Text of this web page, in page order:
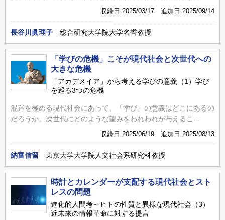
収録日:2025/03/17 追加日:2025/09/14
長谷川眞理子 総合研究大学院大学名誉教授
「学びの危機」こそが現代社会と次世代への
大きな危機
「アカデメイア」から考える学びの意義（1）学び
を巡る3つの危機
混迷を極める現代社会にあって、「学び」の意義はどこにあるの
だろうか。次世代にどのような望みをわれわれが与えるこ...
収録日:2025/06/19 追加日:2025/08/13
納富信留 東京大学大学院人文社会系研究科教授
時計とカレンダーが支配する現代社会とスト
レスの問題
進化的人間考～ヒトの性質と異様な現代社会（3）
近未来の情報革命に対する提言